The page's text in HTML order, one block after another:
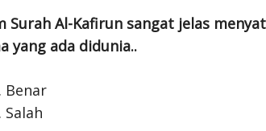
Surah Al-Kafirun sangat jelas
yang ada didunia..
Benar
Salah